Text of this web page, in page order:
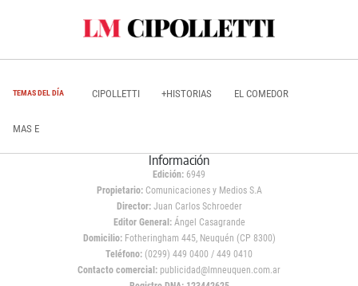
TEMAS DEL DÍA CIPOLLETTI +HISTORIAS EL COMEDOR
MAS E
Información
Edición: 6949
Propietario:Comunicaciones y Medios S.A
Director: Juan Carlos Schroeder
Editor General:Ángel Casagrande
Domicilio:Fotheringham 445, Neuquén (CP 8300)
Teléfono: (0299) 449 0400 / 449 0410
Contacto comercial: publicidad@lmneuquen.com.ar